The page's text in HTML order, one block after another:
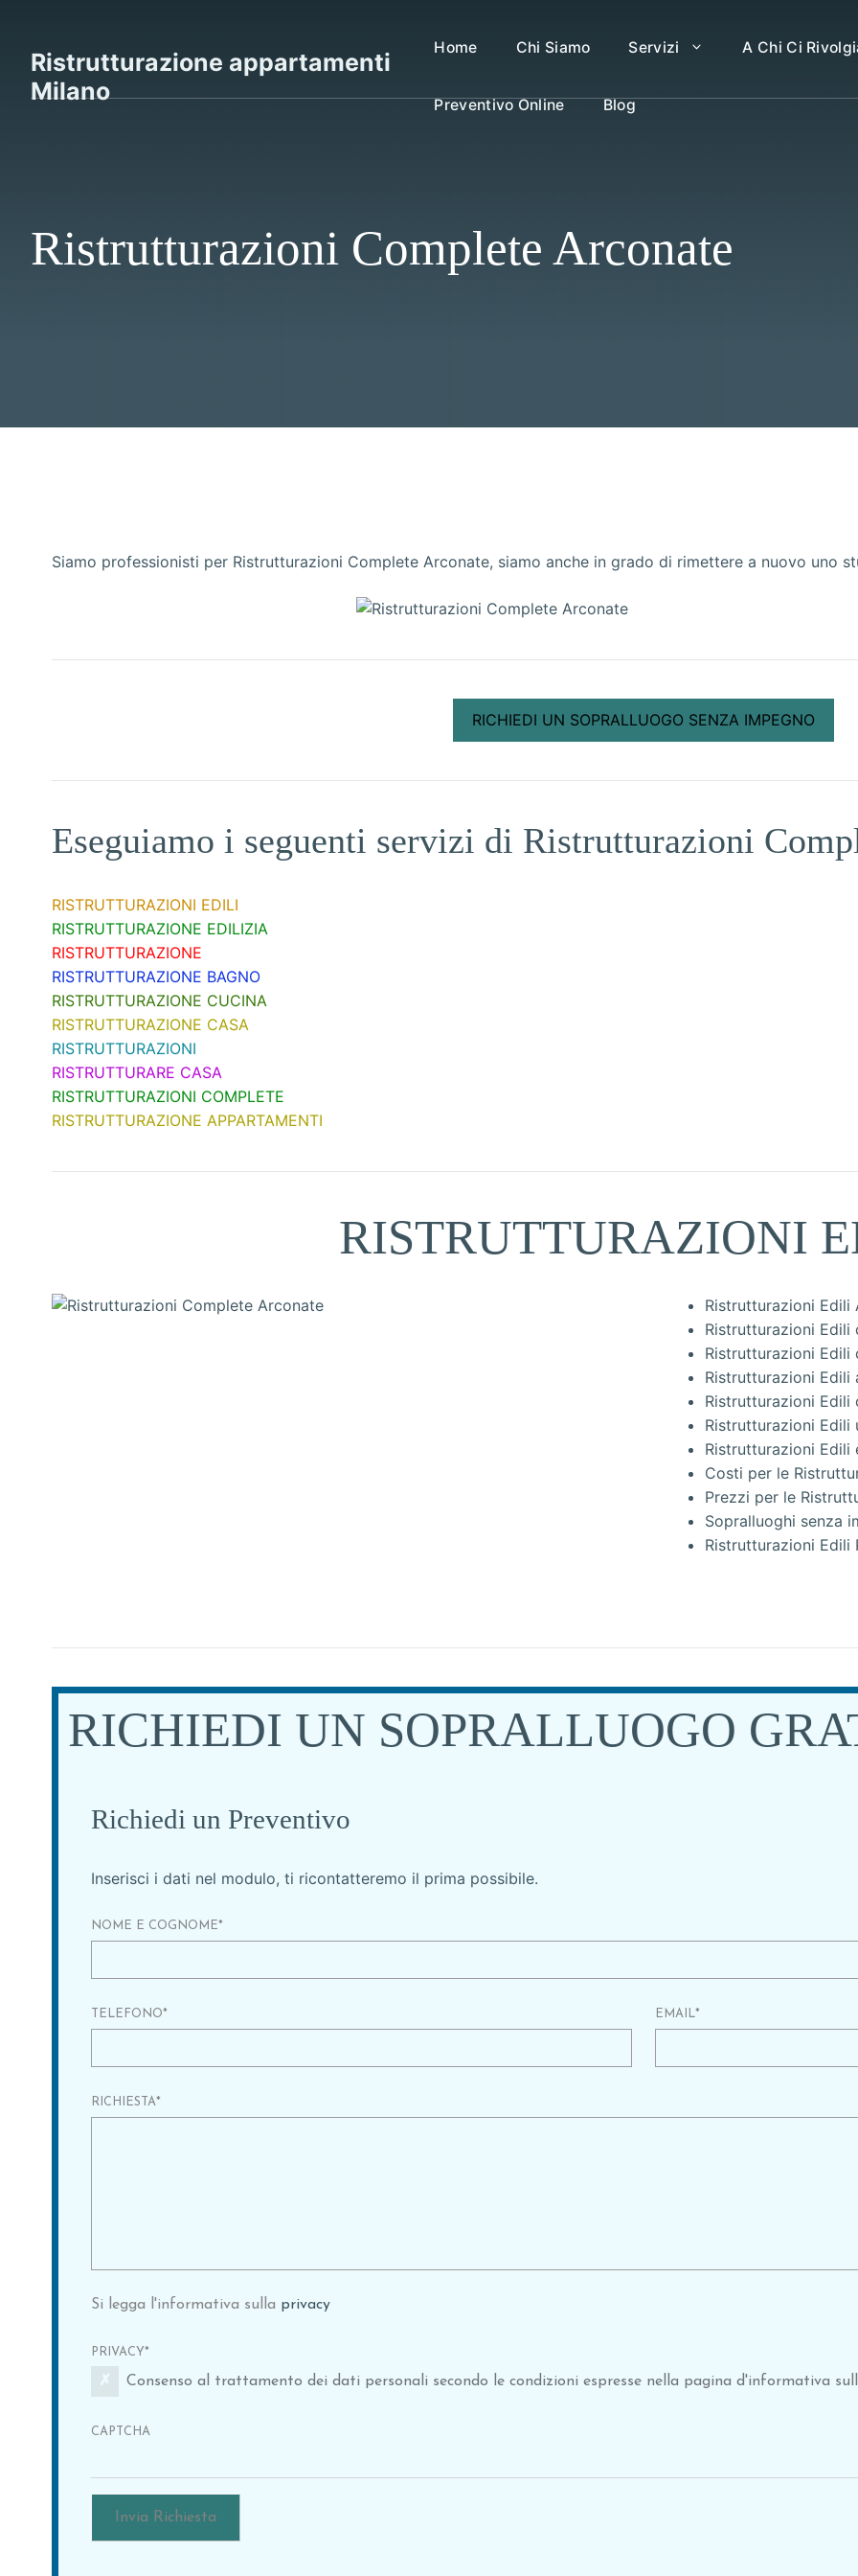
contenuto
Ristrutturazione appartamenti
Milano
Home Chi Siamo Servizi A Chi Ci
Preventivo Online Blog
Ristrutturazioni Complete Arconate
Siamo professionisti per Ristrutturazioni Complete Arconate, siamo anche in grado di rimettere a nuovo uno
RICHIEDI UN SOPRALLUOGO SENZA IMPEGNO
Eseguiamo i seguenti servizi di Ristrutturazioni
RISTRUTTURAZIONI EDILI
RISTRUTTURAZIONE EDILIZIA
RISTRUTTURAZIONE
RISTRUTTURAZIONE BAGNO
RISTRUTTURAZIONE CUCINA
RISTRUTTURAZIONE CASA
RISTRUTTURAZIONI
RISTRUTTURARE CASA
RISTRUTTURAZIONI COMPLETE
RISTRUTTURAZIONE APPARTAMENTI
RISTRUTTURAZIONI
Ristrutturazioni Edili
Ristrutturazioni
Ristrutturazioni Edili
Ristrutturazioni
Ristrutturazioni Edili
Ristrutturazioni
Ristrutturazioni Edili
Costi per le
Prezzi per le
Sopralluoghi senza
Ristrutturazioni Edili
RICHIEDI UN SOPRALLUOGO
Richiedi un Preventivo
Inserisci i dati nel modulo, ti ricontatteremo il prima possibile.
NOME E COGNOME*
TELEFONO* EMAIL*
RICHIESTA*
Si legga l'informativa sulla privacy
PRIVACY*
Consenso al trattamento dei dati personali secondo le condizioni espresse nella pagina d'informativa
CAPTCHA